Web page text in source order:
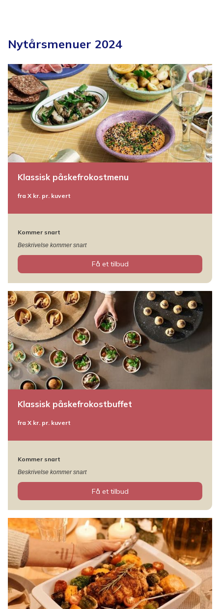
Nytårsmenuer 2024
Klassisk påskefrokostmenu
fra X kr. pr. kuvert
Kommer snart
Beskrivelse kommer snart
Få et tilbud
Klassisk påskefrokostbuffet
fra X kr. pr. kuvert
Kommer snart
Beskrivelse kommer snart
Få et tilbud